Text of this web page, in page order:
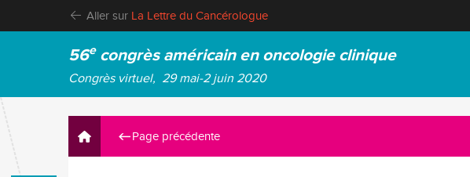
Aller sur La Lettre du Cancérologue
56econgrès américain en oncologie clinique
Congrès virtuel, 29 mai-2 juin 2020
Page précédente